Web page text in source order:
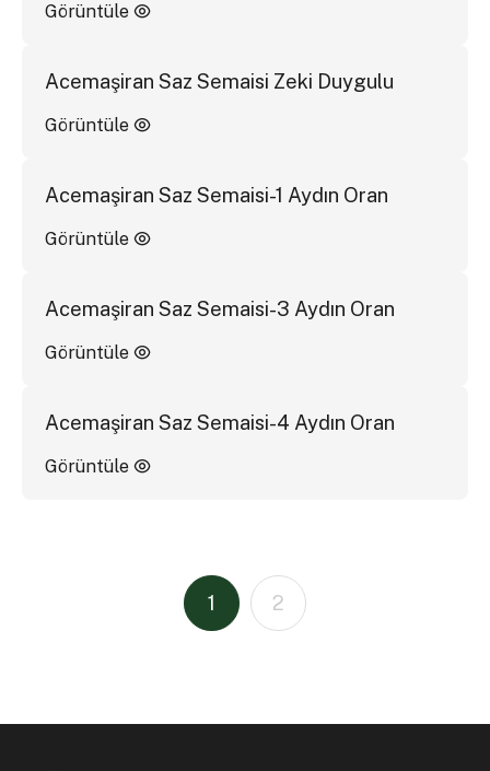
Görüntüle
Acemaşiran Saz Semaisi Zeki Duygulu
Görüntüle
Acemaşiran Saz Semaisi-1 Aydın Oran
Görüntüle
Acemaşiran Saz Semaisi-3 Aydın Oran
Görüntüle
Acemaşiran Saz Semaisi-4 Aydın Oran
Görüntüle
1 2